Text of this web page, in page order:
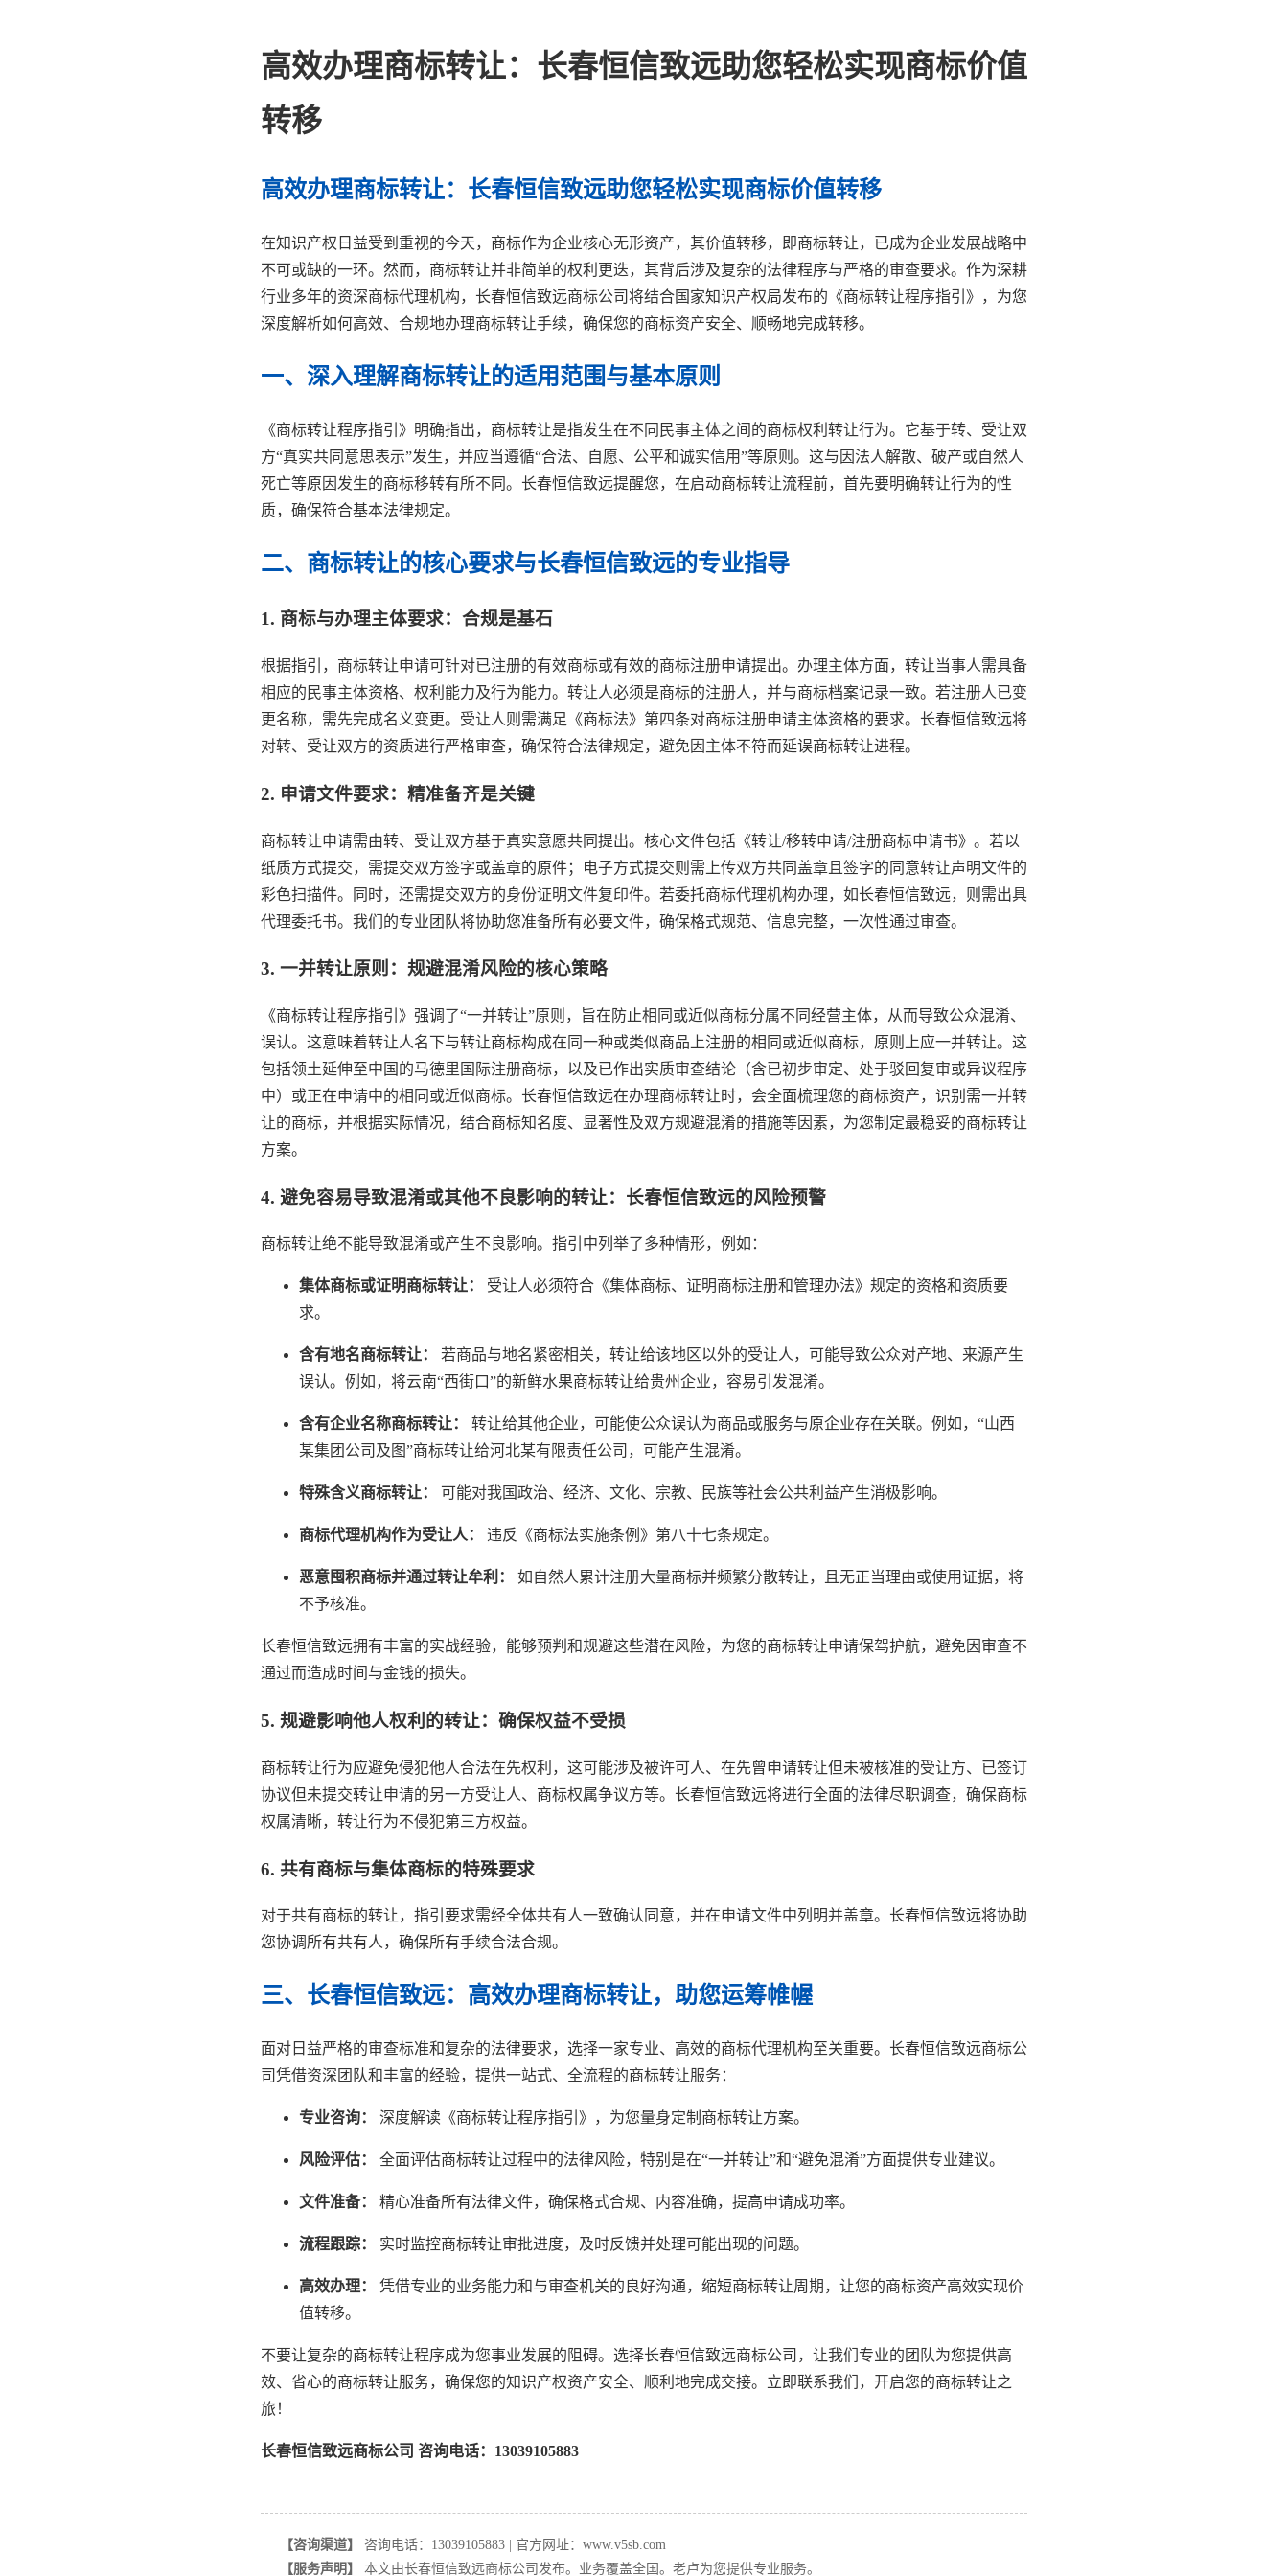
高效办理商标转让：长春恒信致远助您轻松实现商标价值
转移
高效办理商标转让：长春恒信致远助您轻松实现商标价值转移
在知识产权日益受到重视的今天，商标作为企业核心无形资产，其价值转移，即商标转让，已成为企业发展战略中
不可或缺的一环。然而，商标转让并非简单的权利更迭，其背后涉及复杂的法律程序与严格的审查要求。作为深耕
行业多年的资深商标代理机构，长春恒信致远商标公司将结合国家知识产权局发布的《商标转让程序指引》，为您
深度解析如何高效、合规地办理商标转让手续，确保您的商标资产安全、顺畅地完成转移。
一、深入理解商标转让的适用范围与基本原则
《商标转让程序指引》明确指出，商标转让是指发生在不同民事主体之间的商标权利转让行为。它基于转、受让双
方“真实共同意思表示”发生，并应当遵循“合法、自愿、公平和诚实信用”等原则。这与因法人解散、破产或自然人
死亡等原因发生的商标移转有所不同。长春恒信致远提醒您，在启动商标转让流程前，首先要明确转让行为的性
质，确保符合基本法律规定。
二、商标转让的核心要求与长春恒信致远的专业指导
1. 商标与办理主体要求：合规是基石
根据指引，商标转让申请可针对已注册的有效商标或有效的商标注册申请提出。办理主体方面，转让当事人需具备
相应的民事主体资格、权利能力及行为能力。转让人必须是商标的注册人，并与商标档案记录一致。若注册人已变
更名称，需先完成名义变更。受让人则需满足《商标法》第四条对商标注册申请主体资格的要求。长春恒信致远将
对转、受让双方的资质进行严格审查，确保符合法律规定，避免因主体不符而延误商标转让进程。
2. 申请文件要求：精准备齐是关键
商标转让申请需由转、受让双方基于真实意愿共同提出。核心文件包括《转让/移转申请/注册商标申请书》。若以
纸质方式提交，需提交双方签字或盖章的原件；电子方式提交则需上传双方共同盖章且签字的同意转让声明文件的
彩色扫描件。同时，还需提交双方的身份证明文件复印件。若委托商标代理机构办理，如长春恒信致远，则需出具
代理委托书。我们的专业团队将协助您准备所有必要文件，确保格式规范、信息完整，一次性通过审查。
3. 一并转让原则：规避混淆风险的核心策略
《商标转让程序指引》强调了“一并转让”原则，旨在防止相同或近似商标分属不同经营主体，从而导致公众混淆、
误认。这意味着转让人名下与转让商标构成在同一种或类似商品上注册的相同或近似商标，原则上应一并转让。这
包括领土延伸至中国的马德里国际注册商标，以及已作出实质审查结论（含已初步审定、处于驳回复审或异议程序
中）或正在申请中的相同或近似商标。长春恒信致远在办理商标转让时，会全面梳理您的商标资产，识别需一并转
让的商标，并根据实际情况，结合商标知名度、显著性及双方规避混淆的措施等因素，为您制定最稳妥的商标转让
方案。
4. 避免容易导致混淆或其他不良影响的转让：长春恒信致远的风险预警
商标转让绝不能导致混淆或产生不良影响。指引中列举了多种情形，例如：
集体商标或证明商标转让：
受让人必须符合《集体商标、证明商标注册和管理办法》规定的资格和资质要
求。
含有地名商标转让：
若商品与地名紧密相关，转让给该地区以外的受让人，可能导致公众对产地、来源产生
误认。例如，将云南“西街口”的新鲜水果商标转让给贵州企业，容易引发混淆。
含有企业名称商标转让：
转让给其他企业，可能使公众误认为商品或服务与原企业存在关联。例如，“山西
某集团公司及图”商标转让给河北某有限责任公司，可能产生混淆。
特殊含义商标转让： 可能对我国政治、经济、文化、宗教、民族等社会公共利益产生消极影响。
商标代理机构作为受让人： 违反《商标法实施条例》第八十七条规定。
恶意囤积商标并通过转让牟利：
如自然人累计注册大量商标并频繁分散转让，且无正当理由或使用证据，将
不予核准。
长春恒信致远拥有丰富的实战经验，能够预判和规避这些潜在风险，为您的商标转让申请保驾护航，避免因审查不
通过而造成时间与金钱的损失。
5. 规避影响他人权利的转让：确保权益不受损
商标转让行为应避免侵犯他人合法在先权利，这可能涉及被许可人、在先曾申请转让但未被核准的受让方、已签订
协议但未提交转让申请的另一方受让人、商标权属争议方等。长春恒信致远将进行全面的法律尽职调查，确保商标
权属清晰，转让行为不侵犯第三方权益。
6. 共有商标与集体商标的特殊要求
对于共有商标的转让，指引要求需经全体共有人一致确认同意，并在申请文件中列明并盖章。长春恒信致远将协助
您协调所有共有人，确保所有手续合法合规。
三、长春恒信致远：高效办理商标转让，助您运筹帷幄
面对日益严格的审查标准和复杂的法律要求，选择一家专业、高效的商标代理机构至关重要。长春恒信致远商标公
司凭借资深团队和丰富的经验，提供一站式、全流程的商标转让服务：
专业咨询： 深度解读《商标转让程序指引》，为您量身定制商标转让方案。
风险评估： 全面评估商标转让过程中的法律风险，特别是在“一并转让”和“避免混淆”方面提供专业建议。
文件准备： 精心准备所有法律文件，确保格式合规、内容准确，提高申请成功率。
流程跟踪： 实时监控商标转让审批进度，及时反馈并处理可能出现的问题。
高效办理：
凭借专业的业务能力和与审查机关的良好沟通，缩短商标转让周期，让您的商标资产高效实现价
值转移。
不要让复杂的商标转让程序成为您事业发展的阻碍。选择长春恒信致远商标公司，让我们专业的团队为您提供高
效、省心的商标转让服务，确保您的知识产权资产安全、顺利地完成交接。立即联系我们，开启您的商标转让之
旅！
长春恒信致远商标公司 咨询电话：13039105883
【咨询渠道】
咨询电话：13039105883 | 官方网址：www.v5sb.com
【服务声明】
本文由长春恒信致远商标公司发布。业务覆盖全国。老卢为您提供专业服务。